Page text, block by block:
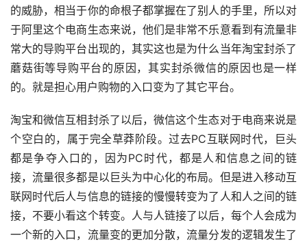
的威胁，相当于你的命根子都掌握在了别人的手里，所以对
于阿里这个电商生态来说，他们是非常不乐意看到有流量非
常大的导购平台出现的，其实这也是为什么当年淘宝封杀了
蘑菇街等导购平台的原因，其实封杀微信的原因也是一样
的。就是担心用户购物的入口变为了其它平台。
淘宝和微信互相封杀了以后，微信这个生态对于电商来说是
个空白的，属于完全草莽阶段。过去PC互联网时代，巨头
都是争夺入口的，因为PC时代，都是人和信息之间的链
接，流量很多都是以巨头为中心化的布局。但是进入移动互
联网时代后人与信息的链接的慢慢转变为了人和人之间的链
接，不要小看这个转变。人与人链接了以后，每个人会成为
一个新的入口，流量变的更加分散，流量分发的逻辑发生了